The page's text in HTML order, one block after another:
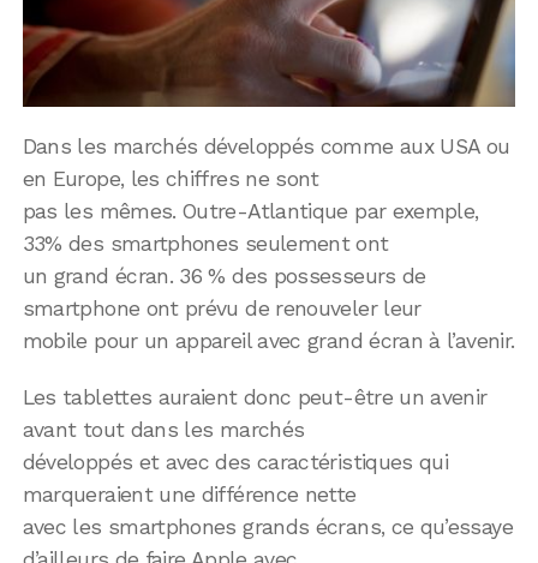
Dans les marchés développés comme aux USA ou
en Europe, les chiffres ne sont
pas les mêmes. Outre-Atlantique par exemple,
33% des smartphones seulement ont
un grand écran. 36 % des possesseurs de
smartphone ont prévu de renouveler leur
mobile pour un appareil avec grand écran à l’avenir.
Les tablettes auraient donc peut-être un avenir
avant tout dans les marchés
développés et avec des caractéristiques qui
marqueraient une différence nette
avec les smartphones grands écrans, ce qu’essaye